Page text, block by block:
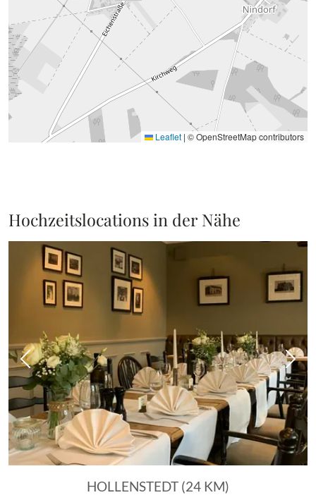
Leaflet | © OpenStreetMap contributors
Hochzeitslocations in der Nähe
Vorheriges Bild
HOLLENSTEDT (24 KM)